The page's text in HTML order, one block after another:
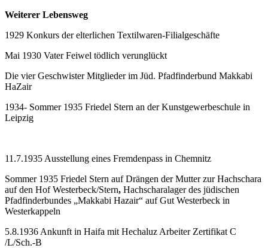
Weiterer Lebensweg
1929 Konkurs der elterlichen Textilwaren-Filialgeschäfte
Mai 1930 Vater Feiwel tödlich verunglückt
Die vier Geschwister Mitglieder im Jüd. Pfadfinderbund Makkabi
HaZair
1934- Sommer 1935 Friedel Stern an der Kunstgewerbeschule in
Leipzig
11.7.1935 Ausstellung eines Fremdenpass in Chemnitz
Sommer 1935 Friedel Stern auf Drängen der Mutter zur Hachschara
auf den Hof Westerbeck/Stern, Hachscharalager des jüdischen
Pfadfinderbundes „Makkabi Hazair“ auf Gut Westerbeck in
Westerkappeln
5.8.1936 Ankunft in Haifa mit Hechaluz Arbeiter Zertifikat C
/L/Sch.-B